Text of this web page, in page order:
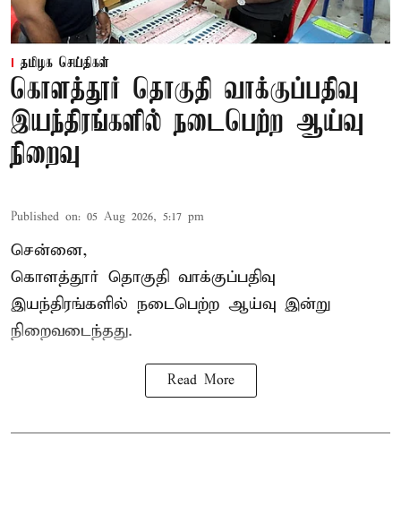
தமிழக செய்திகள்
கொளத்தூர் தொகுதி வாக்குப்பதிவு
இயந்திரங்களில் நடைபெற்ற ஆய்வு
நிறைவு
Published on: 05 Aug 2026, 5:17 pm
சென்னை,
கொளத்தூர் தொகுதி வாக்குப்பதிவு
இயந்திரங்களில் நடைபெற்ற ஆய்வு இன்று
நிறைவடைந்தது.
Read More